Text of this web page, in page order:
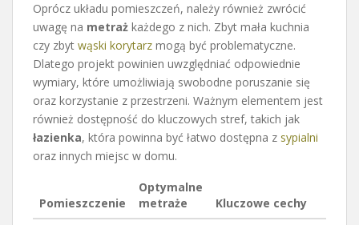
Oprócz układu pomieszczeń, należy również zwrócić
uwagę na metraż każdego z nich. Zbyt mała kuchnia
czy zbyt wąski korytarz mogą być problematyczne.
Dlatego projekt powinien uwzględniać odpowiednie
wymiary, które umożliwiają swobodne poruszanie się
oraz korzystanie z przestrzeni. Ważnym elementem jest
również dostępność do kluczowych stref, takich jak
łazienka, która powinna być łatwo dostępna z sypialni
oraz innych miejsc w domu.
Pomieszczenie
Optymalne
metraże
Kluczowe cechy